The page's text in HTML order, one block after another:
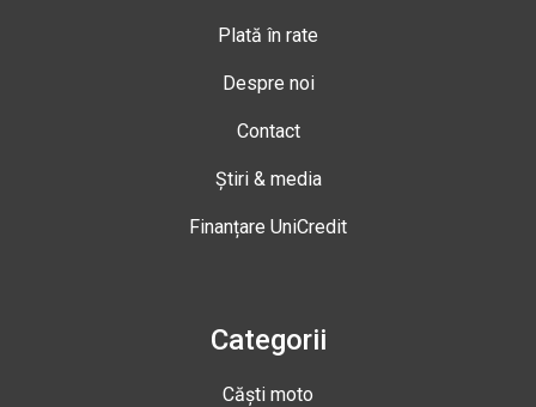
Plată în rate
Despre noi
Contact
Știri & media
Finanțare UniCredit
Categorii
Căști moto